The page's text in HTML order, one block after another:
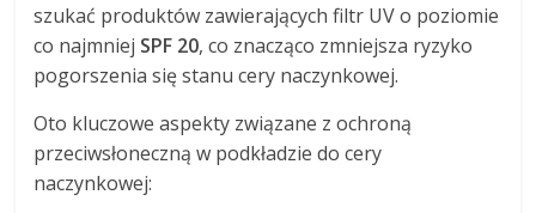
szukać produktów zawierających filtr UV o poziomie
co najmniej SPF 20, co znacząco zmniejsza ryzyko
pogorszenia się stanu cery naczynkowej.
Oto kluczowe aspekty związane z ochroną
przeciwsłoneczną w podkładzie do cery
naczynkowej: